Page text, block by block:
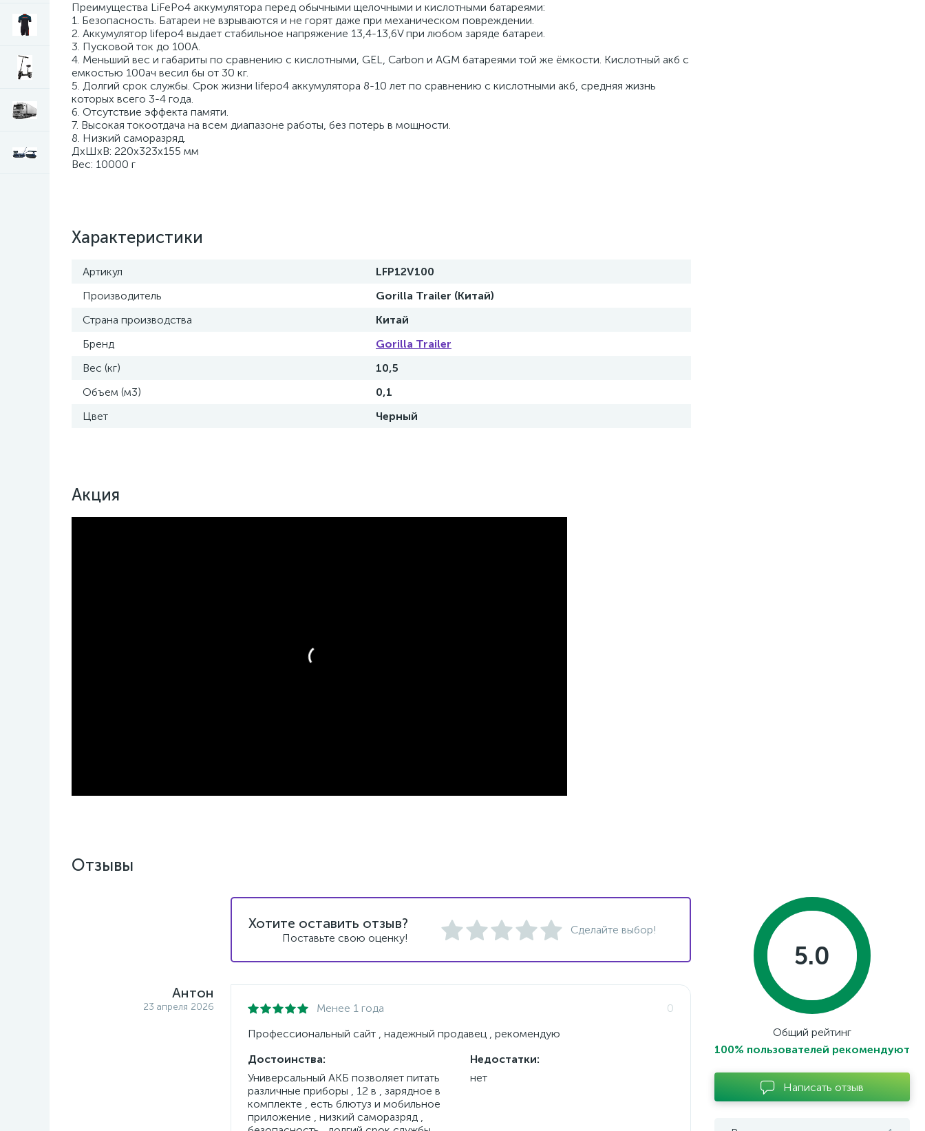
Преимущества LiFePo4 аккумулятора перед обычными щелочными и кислотными батареями:
1. Безопасность. Батареи не взрываются и не горят даже при механическом повреждении.
2. Аккумулятор lifepo4 выдает стабильное напряжение 13,4-13,6V при любом заряде батареи.
3. Пусковой ток до 100А.
4. Меньший вес и габариты по сравнению с кислотными, GEL, Carbon и AGM батареями той же ёмкости. Кислотный акб с
емкостью 100ач весил бы от 30 кг.
5. Долгий срок службы. Срок жизни lifepo4 аккумулятора 8-10 лет по сравнению с кислотными акб, средняя жизнь
которых всего 3-4 года.
6. Отсутствие эффекта памяти.
7. Высокая токоотдача на всем диапазоне работы, без потерь в мощности.
8. Низкий саморазряд.
ДxШxВ: 220x323x155 мм
Вес: 10000 г
Характеристики
Артикул
LFP12V100
Производитель
Gorilla Trailer (Китай)
Страна производства
Китай
Бренд
Gorilla Trailer
Вес (кг)
10,5
Объем (м3)
0,1
Цвет
Черный
Акция
Отзывы
Хотите оставить отзыв?
Поставьте свою оценку!
Сделайте выбор!
Антон
23 апреля 2026 Менее 1 года
0
Профессиональный сайт , надежный продавец , рекомендую
Достоинства:
Универсальный АКБ позволяет питать
различные приборы , 12 в , зарядное в
комплекте , есть блютуз и мобильное
приложение , низкий саморазряд ,
Недостатки:
нет
5.0
Общий рейтинг
100% пользователей рекомендуют
Написать отзыв